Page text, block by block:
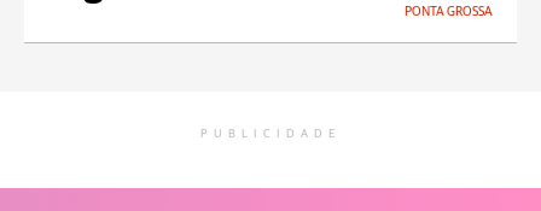
PONTA GROSSA
PUBLICIDADE